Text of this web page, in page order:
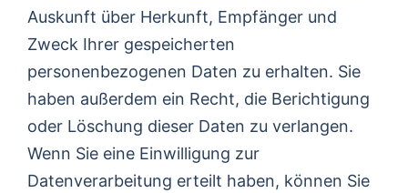
Auskunft über Herkunft, Empfänger und
Zweck Ihrer gespeicherten
personenbezogenen Daten zu erhalten. Sie
haben außerdem ein Recht, die Berichtigung
oder Löschung dieser Daten zu verlangen.
Wenn Sie eine Einwilligung zur
Datenverarbeitung erteilt haben, können Sie